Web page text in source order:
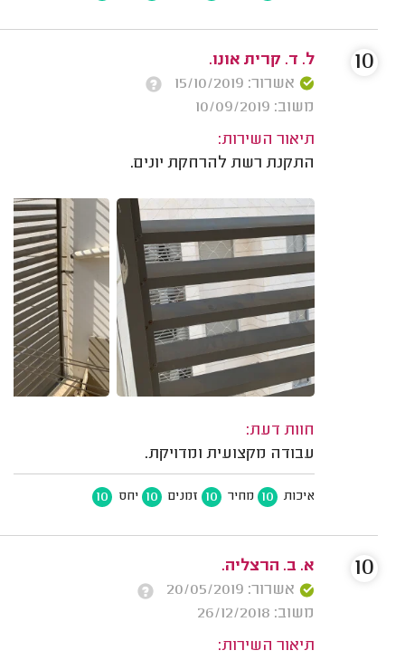
ל. ד. קרית אונו.
אשרור: 15/10/2019
משוב: 10/09/2019
תיאור השירות:
התקנת רשת להרחקת יונים.
חוות דעת:
עבודה מקצועית ומדויקת.
איכות 10 מחיר 10 זמנים 10 יחס 10
10
א. ב. הרצליה.
אשרור: 20/05/2019
משוב: 26/12/2018
תיאור השירות:
10